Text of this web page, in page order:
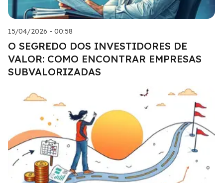
15/04/2026 - 00:58
O SEGREDO DOS INVESTIDORES DE
VALOR: COMO ENCONTRAR EMPRESAS
SUBVALORIZADAS